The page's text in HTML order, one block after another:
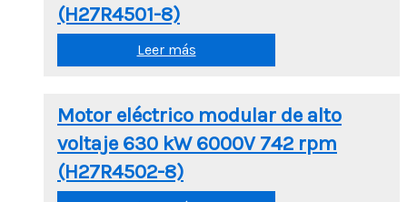
(H27R4501-8)
Leer más
Motor eléctrico modular de alto
voltaje 630 kW 6000V 742 rpm
(H27R4502-8)